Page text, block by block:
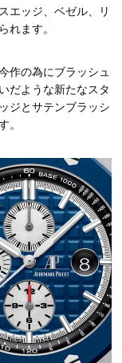
エッジ、ベゼル、リ
ます。
作の為にブラッシュ
だような新たなスタ
ジとサテンブラッシ